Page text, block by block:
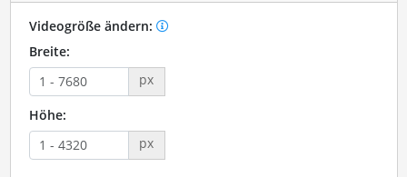
Videogröße ändern:
Breite:
px
Höhe:
px